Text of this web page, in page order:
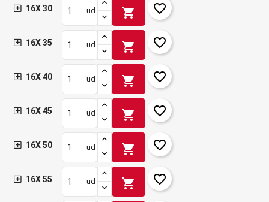
16X 30 ud shopping_cart favorite_border
16X 35 ud shopping_cart favorite_border
16X 40 ud shopping_cart favorite_border
16X 45 ud shopping_cart favorite_border
16X 50 ud shopping_cart favorite_border
16X 55 ud shopping_cart favorite_border